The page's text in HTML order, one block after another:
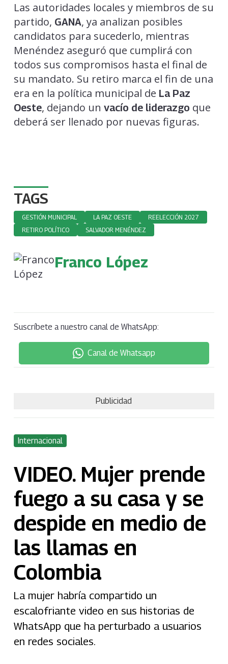
Las autoridades locales y miembros de su
partido, GANA, ya analizan posibles
candidatos para sucederlo, mientras
Menéndez aseguró que cumplirá con
todos sus compromisos hasta el final de
su mandato. Su retiro marca el fin de una
era en la política municipal de La Paz
Oeste, dejando un vacío de liderazgo que
deberá ser llenado por nuevas figuras.
TAGS
GESTIÓN MUNICIPAL LA PAZ OESTE
REELECCIÓN 2027
RETIRO POLÍTICO
SALVADOR MENÉNDEZ
Franco López
Suscríbete a nuestro canal de WhatsApp:
Canal de Whatsapp
Publicidad
Internacional
VIDEO. Mujer prende
fuego a su casa y se
despide en medio de
las llamas en
Colombia
La mujer habría compartido un
escalofriante video en sus historias de
WhatsApp que ha perturbado a usuarios
en redes sociales.